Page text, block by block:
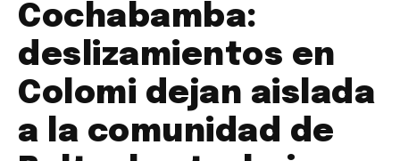
Cochabamba:
deslizamientos en
Colomi dejan aislada
a la comunidad de